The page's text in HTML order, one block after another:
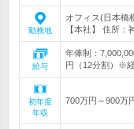
勤務地
オフィス(日本橋
【本社】 住所：
給与
年俸制：
円（12分割）※
初年度
年収
700万円～900万